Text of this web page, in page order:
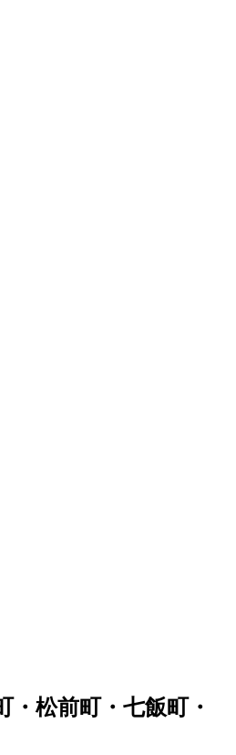
松前町・七飯町・